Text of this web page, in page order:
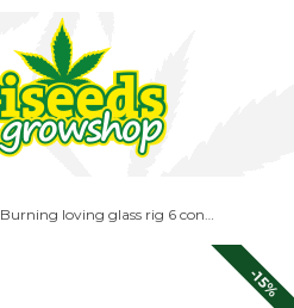
Burning loving glass rig 6 con cap y dabber dabber
-15%